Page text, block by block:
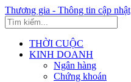
Thương gia - Thông tin cập
THỜI CUỘC
KINH DOANH
Ngân hàng
Chứng khoán